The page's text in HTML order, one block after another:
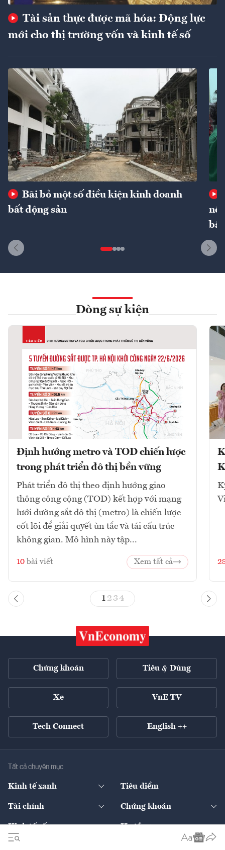
Tài sản thực được mã hóa: Động lực
mới cho thị trường vốn và kinh tế số
Bãi bỏ một số điều kiện kinh doanh
bất động sản
Dòng sự kiện
Định hướng metro và TOD chiến lược
trong phát triển đô thị bền vững
Phát triển đô thị theo định hướng giao
thông công cộng (TOD) kết hợp với mạng
lưới đường sắt đô thị (metro) là chiến lược
cốt lõi để giải quyết ùn tắc và tái cấu trúc
không gian. Mô hình này tập...
10 bài viết Xem tất cả
1 23 4
Chứng khoán Tiêu & Dùng
Xe VnE TV
Tech Connect English ++
Tất cả chuyên mục
Kinh tế xanh
Thương hiệu xanh
Tiêu điểm
Tài chính
Ngân hàng
Thị trường vốn
Chứng khoán
Doanh nghiệp niêm yết
Kinh tế số
Sản phẩm - Thị trường
Hạ tầng